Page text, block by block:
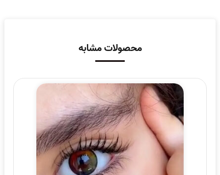
محصولات مشابه